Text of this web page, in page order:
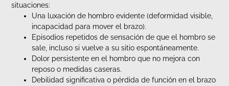
situaciones:
Una luxación de hombro evidente (deformidad visible,
incapacidad para mover el brazo).
Episodios repetidos de sensación de que el hombro se
sale, incluso si vuelve a su sitio espontáneamente.
Dolor persistente en el hombro que no mejora con
reposo o medidas caseras.
Debilidad significativa o pérdida de función en el brazo